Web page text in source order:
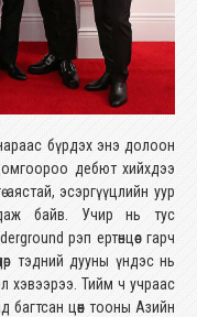
бүрдэх энэ долоон
дебют хийхдээ
аястай, эсэргүүцлийн уур
байв. Учир нь тус
рэп ертөнцөөс гарч
тэдний дууны үндэс нь
хэвээрээ. Тийм ч учраас
цөөн тооны Азийн